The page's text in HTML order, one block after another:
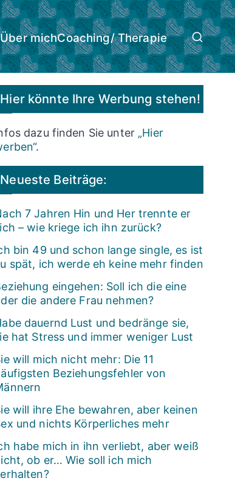
Über michCoaching/ Therapie
Hier könnte Ihre Werbung stehen!
dazu finden Sie unter „Hier
.
Neueste Beiträge:
7 Jahren Hin und Her trennte er
– wie kriege ich ihn zurück?
bin 49 und schon lange single, es ist
spät, ich werde eh keine mehr finden
eingehen: Soll ich die eine
die andere Frau nehmen?
dauernd Lust und bedränge sie,
hat Stress und immer weniger Lust
will mich nicht mehr: Die 11
Beziehungsfehler von
will ihre Ehe bewahren, aber keinen
und nichts Körperliches mehr
habe mich in ihn verliebt, aber weiß
ob er… Wie soll ich mich